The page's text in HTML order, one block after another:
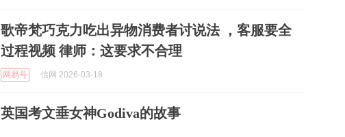
歌帝梵巧克力吃出异物消费者讨说法 ，客服要全
过程视频 律师：这要求不合理
网易号 信网 2026-03-18
英国考文垂女神Godiva的故事